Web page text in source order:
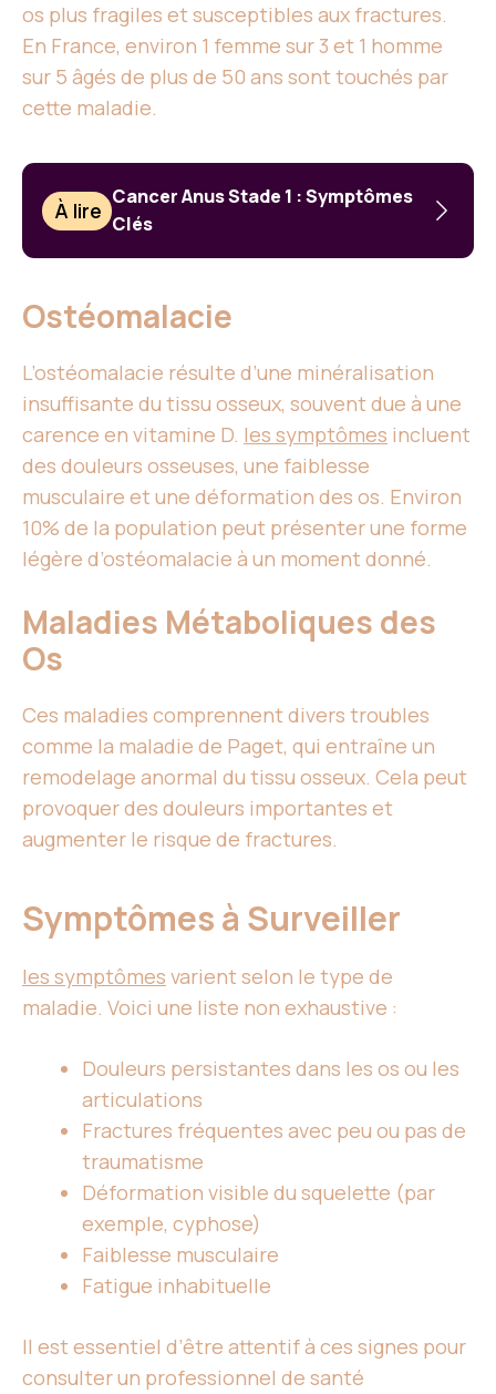
os plus fragiles et susceptibles aux fractures.
En France, environ 1 femme sur 3 et 1 homme
sur 5 âgés de plus de 50 ans sont touchés par
cette maladie.
À lire
Cancer Anus Stade 1 : Symptômes
Clés
Ostéomalacie
L’ostéomalacie résulte d’une minéralisation
insuffisante du tissu osseux, souvent due à une
carence en vitamine D. les symptômes incluent
des douleurs osseuses, une faiblesse
musculaire et une déformation des os. Environ
10% de la population peut présenter une forme
légère d’ostéomalacie à un moment donné.
Maladies Métaboliques des
Os
Ces maladies comprennent divers troubles
comme la maladie de Paget, qui entraîne un
remodelage anormal du tissu osseux. Cela peut
provoquer des douleurs importantes et
augmenter le risque de fractures.
Symptômes à Surveiller
les symptômes varient selon le type de
maladie. Voici une liste non exhaustive :
Douleurs persistantes dans les os ou les
articulations
Fractures fréquentes avec peu ou pas de
traumatisme
Déformation visible du squelette (par
exemple, cyphose)
Faiblesse musculaire
Fatigue inhabituelle
Il est essentiel d’être attentif à ces signes pour
consulter un professionnel de santé